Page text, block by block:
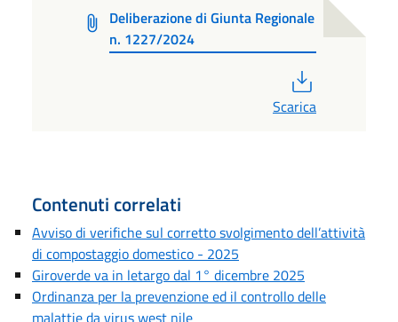
Deliberazione di Giunta Regionale
n. 1227/2024
Scarica
Contenuti correlati
Avviso di verifiche sul corretto svolgimento dell’attività
di compostaggio domestico - 2025
Giroverde va in letargo dal 1° dicembre 2025
Ordinanza per la prevenzione ed il controllo delle
malattie da virus west nile